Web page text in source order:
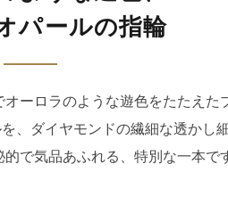
パールの指輪
ーロラのような遊色をたたえた
、ダイヤモンドの繊細な透かし
で気品あふれる、特別な一本で